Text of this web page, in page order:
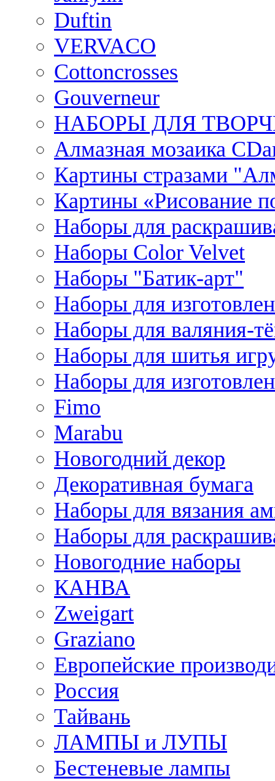
Duftin
VERVACO
Cottoncrosses
Gouverneur
НАБОРЫ ДЛЯ
Алмазная мозаика
Картины стразами
Картины «Рисование
Наборы для
Наборы Сolor Velvet
Наборы "Батик-арт"
Наборы для
Наборы для валяния-
Наборы для шитья
Наборы для
Fimo
Marabu
Новогодний декор
Декоративная бумага
Наборы для вязания
Наборы для
Новогодние наборы
КАНВА
Zweigart
Graziano
Европейские
Россия
Тайвань
ЛАМПЫ и ЛУПЫ
Бестеневые лампы